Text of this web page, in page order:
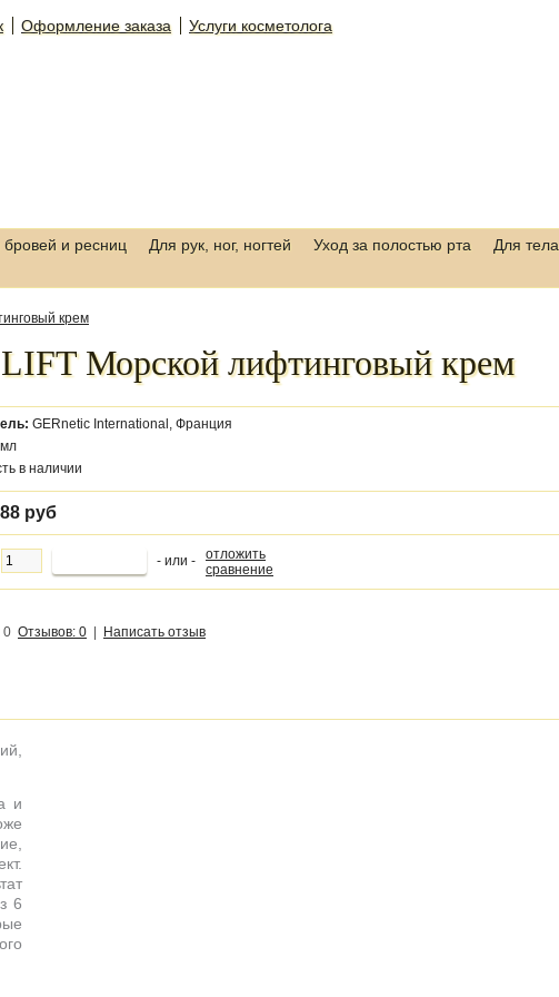
Оформление заказа Услуги косметолога
бровей и ресниц Для рук, ног, ногтей Уход за полостью рта Для тела
крем
Морской лифтинговый крем
GERnetic International, Франция
в наличии
руб
- или -
отложить
сравнение
Отзывов: 0 Написать отзыв
и
6